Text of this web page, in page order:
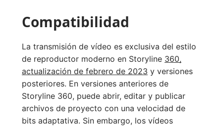
Compatibilidad
La transmisión de vídeo es exclusiva del estilo
de reproductor moderno en Storyline 360,
actualización de febrero de 2023 y versiones
posteriores. En versiones anteriores de
Storyline 360, puede abrir, editar y publicar
archivos de proyecto con una velocidad de
bits adaptativa. Sin embargo, los vídeos